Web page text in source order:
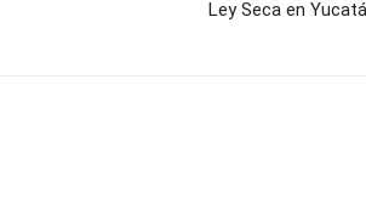
Ley Seca en